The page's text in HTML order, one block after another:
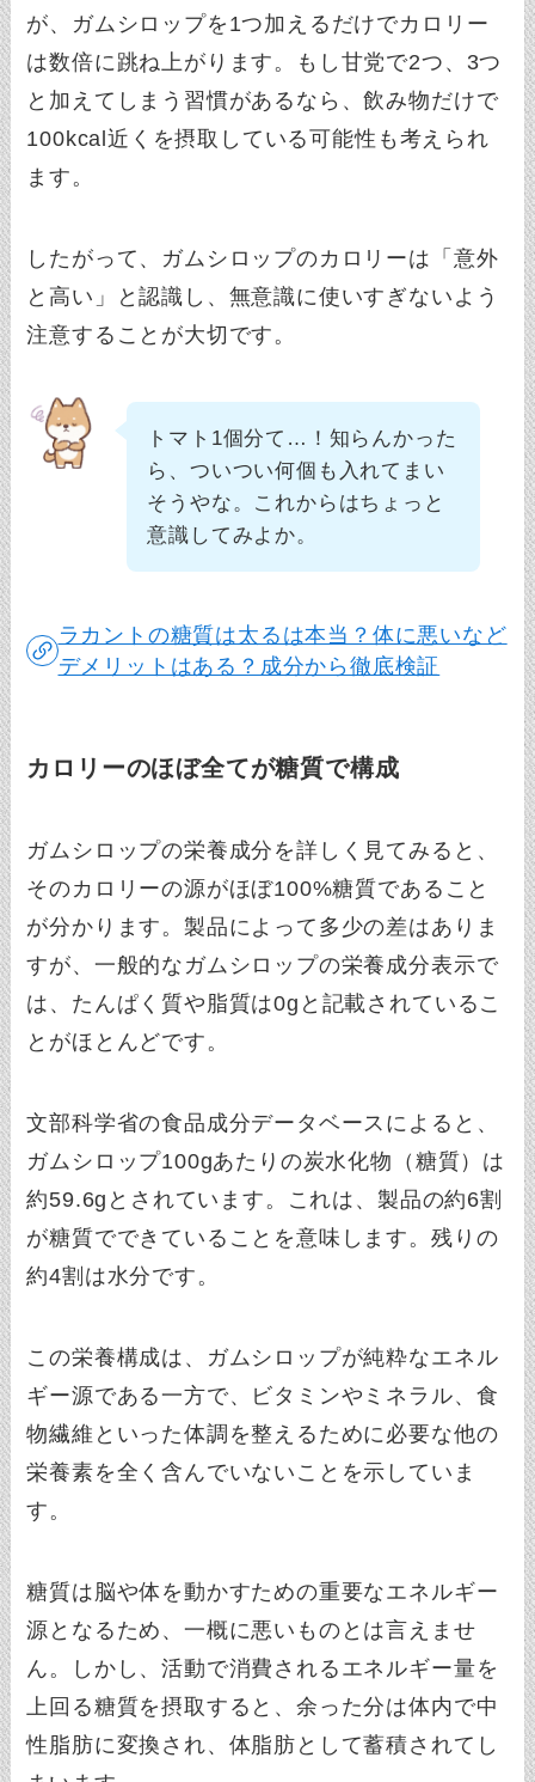
が、ガムシロップを1つ加えるだけでカロリー
は数倍に跳ね上がります。もし甘党で2つ、3つ
と加えてしまう習慣があるなら、飲み物だけで
100kcal近くを摂取している可能性も考えられ
ます。
したがって、ガムシロップのカロリーは「意外
と高い」と認識し、無意識に使いすぎないよう
注意することが大切です。
トマト1個分て…！知らんかった
ら、ついつい何個も入れてまい
そうやな。これからはちょっと
意識してみよか。
ラカントの糖質は太るは本当？体に悪いなど
デメリットはある？成分から徹底検証
カロリーのほぼ全てが糖質で構成
ガムシロップの栄養成分を詳しく見てみると、
そのカロリーの源がほぼ100%糖質であること
が分かります。製品によって多少の差はありま
すが、一般的なガムシロップの栄養成分表示で
は、たんぱく質や脂質は0gと記載されているこ
とがほとんどです。
文部科学省の食品成分データベースによると、
ガムシロップ100gあたりの炭水化物（糖質）は
約59.6gとされています。これは、製品の約6割
が糖質でできていることを意味します。残りの
約4割は水分です。
この栄養構成は、ガムシロップが純粋なエネル
ギー源である一方で、ビタミンやミネラル、食
物繊維といった体調を整えるために必要な他の
栄養素を全く含んでいないことを示していま
す。
糖質は脳や体を動かすための重要なエネルギー
源となるため、一概に悪いものとは言えませ
ん。しかし、活動で消費されるエネルギー量を
上回る糖質を摂取すると、余った分は体内で中
性脂肪に変換され、体脂肪として蓄積されてし